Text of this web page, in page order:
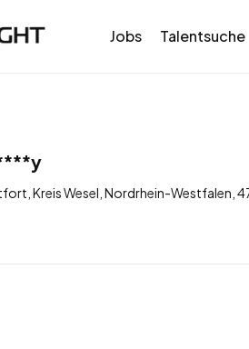
Jobs Talentsuche
Kreis Wesel, Nordrhein-Westfalen,